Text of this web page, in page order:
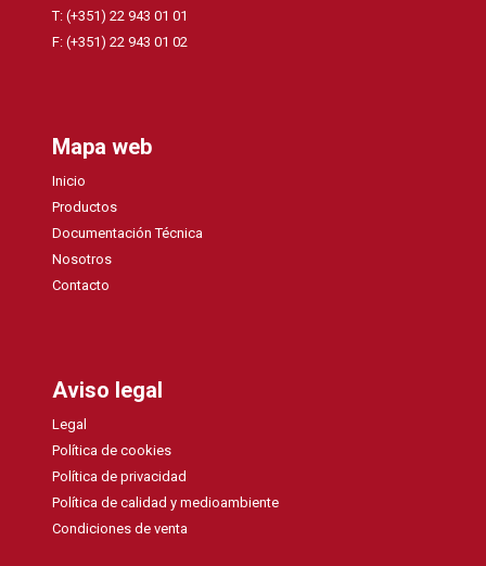
T: (+351) 22 943 01 01
F: (+351) 22 943 01 02
Mapa web
Inicio
Productos
Documentación Técnica
Nosotros
Contacto
Aviso legal
Legal
Política de cookies
Política de privacidad
Política de calidad y medioambiente
Condiciones de venta